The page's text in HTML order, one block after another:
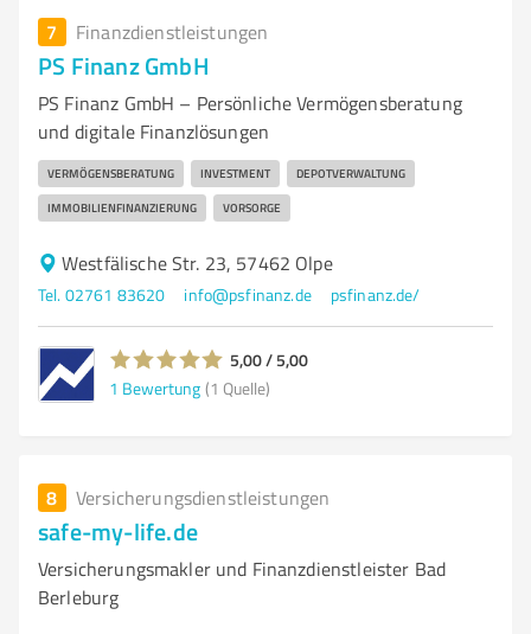
7 Finanzdienstleistungen
PS Finanz GmbH
PS Finanz GmbH – Persönliche Vermögensberatung
und digitale Finanzlösungen
VERMÖGENSBERATUNG INVESTMENT DEPOTVERWALTUNG
IMMOBILIENFINANZIERUNG VORSORGE
Westfälische Str. 23, 57462 Olpe
Tel. 02761 83620 info@psfinanz.de psfinanz.de/
5,00 / 5,00
1 Bewertung (1 Quelle)
8 Versicherungsdienstleistungen
safe-my-life.de
Versicherungsmakler und Finanzdienstleister Bad
Berleburg